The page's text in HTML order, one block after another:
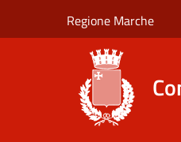
Regione Marche